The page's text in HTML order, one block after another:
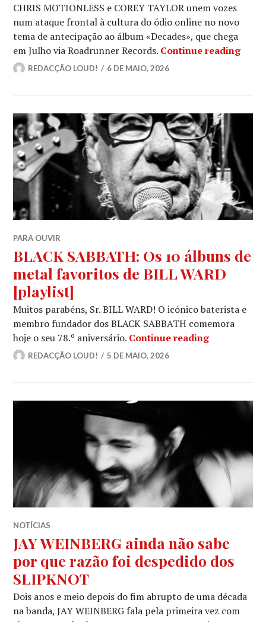
CHRIS MOTIONLESS e COREY TAYLOR unem vozes
num ataque frontal à cultura do ódio online no novo
tema de antecipação ao álbum «Decades», que chega
em Julho via Roadrunner Records. Continue reading
REDACÇÃO LOUD! 6 DE MAIO, 2026
PARA OUVIR
BLACK SABBATH: Os 10 álbuns de
metal favoritos de BILL WARD
[playlist]
Muitos parabéns, Sr. BILL WARD! O icónico baterista e
membro fundador dos BLACK SABBATH comemora
hoje o seu 78.º aniversário. Continue readingBLACK
REDACÇÃO LOUD! 5 DE MAIO, 2026
NOTÍCIAS
JAY WEINBERG ainda não sabe
por que razão foi despedido dos
SLIPKNOT
Dois anos e meio depois do fim abrupto de uma década
na banda, JAY WEINBERG fala pela primeira vez com